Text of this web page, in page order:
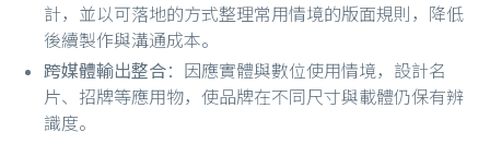
計，並以可落地的方式整理常用情境的版面規則，降低
後續製作與溝通成本。
跨媒體輸出整合：因應實體與數位使用情境，設計名
片、招牌等應用物，使品牌在不同尺寸與載體仍保有辨
識度。